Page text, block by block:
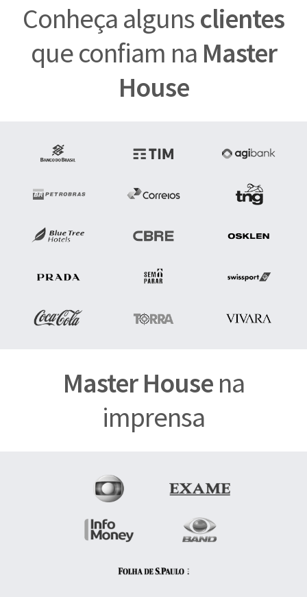
Conheça algunsclientes
que confiam na Master
House
Master Housena
imprensa